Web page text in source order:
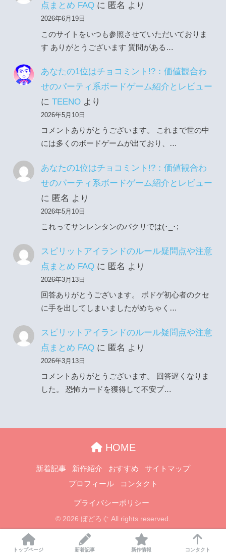
点まとめ FAQに 匿名 より
2026年6月19日
このサイトをいつも参照させていただいておりま
す ありがとうございます 質問がある…
あなたの1位はチョコミント!?：価値観合わ
せのパーティ系ボードゲーム紹介とレビュー
に TEENOより
2026年5月10日
コメントありがとうございます。 これまで世の中
には多くのボードゲームが出ており、…
あなたの1位はチョコミント!?：価値観合わ
せのパーティ系ボードゲーム紹介とレビュー
に 匿名 より
2026年5月10日
これってサンレンタンのパクリでは(･_･;
スピリットアイランドのルール疑問点や注意
点まとめ FAQに 匿名 より
2026年3月13日
回答ありがとうございます。 ボドゲ初心者のクセ
に手を出してしまいましたがめちゃく…
スピリットアイランドのルール疑問点や注意
点まとめ FAQに 匿名 より
2026年3月13日
コメントありがとうございます。 回答遅くなりま
した。 恐怖カードを獲得して不安プ…
HOME
新着記事 新作紹介 おすすめ
サイトマップ
プロフィール
コンタクト
プライバシーポリシー
© 2026 ぼどろぐ All rights reserved.
トップページ 新着記事 新作情報 コンタクト